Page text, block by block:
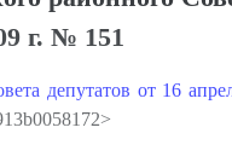
г. № 151
депутатов от 16